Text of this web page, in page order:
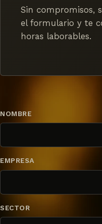
Sin compromisos,
el formulario y te
horas laborables.
NOMBRE
EMPRESA
SECTOR